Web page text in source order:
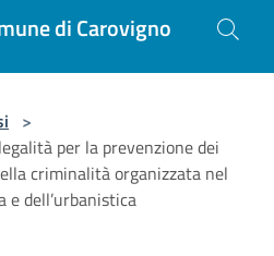
di Carovigno
>
per la prevenzione dei
criminalità organizzata nel
e dell’urbanistica